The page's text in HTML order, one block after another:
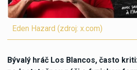
Eden Hazard (zdroj: x.com)
Bývalý hráč Los Blancos, často